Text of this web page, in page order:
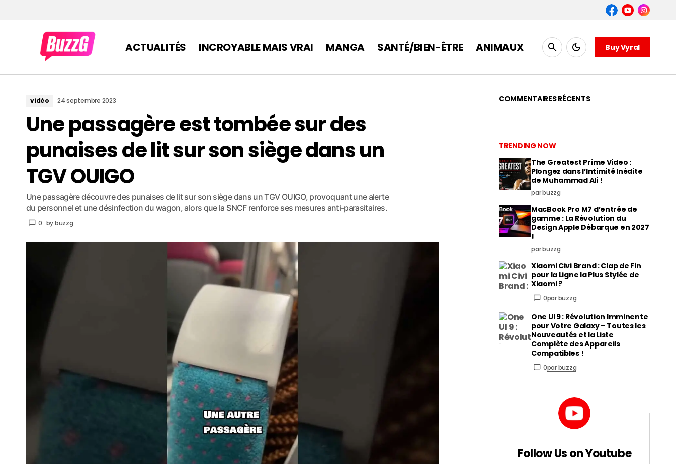
ACTUALITÉS INCROYABLE MAIS VRAI MANGA SANTÉ/BIEN-ÊTRE ANIMAUX Buy Vyral
vidéo 24 septembre 2023
Une passagère est tombée sur des
punaises de lit sur son siège dans un
TGV OUIGO
Une passagère découvre des punaises de lit sur son siège dans un TGV OUIGO, provoquant une alerte
du personnel et une désinfection du wagon, alors que la SNCF renforce ses mesures anti-parasitaires.
0 bybuzzg
COMMENTAIRES RÉCENTS
TRENDING NOW
The Greatest Prime Video :
Plongez dans l’Intimité Inédite
de Muhammad Ali !
par buzzg
MacBook Pro M7 d’entrée de
gamme : La Révolution du
Design Apple Débarque en 2027
!
par buzzg
Xiaomi Civi Brand : Clap de Fin
pour la Ligne la Plus Stylée de
Xiaomi ?
0par buzzg
One UI 9 : Révolution Imminente
pour Votre Galaxy – Toutes les
Nouveautés et la Liste
Complète des Appareils
Compatibles !
0par buzzg
Follow Us on Youtube